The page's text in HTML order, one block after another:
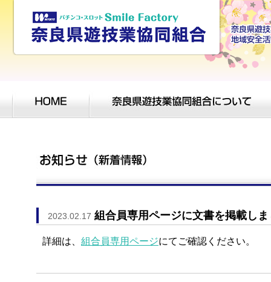
2023.02.17 組合員専用ページに文書を掲載しま
詳細は、 組合員専用ページにてご確認ください。